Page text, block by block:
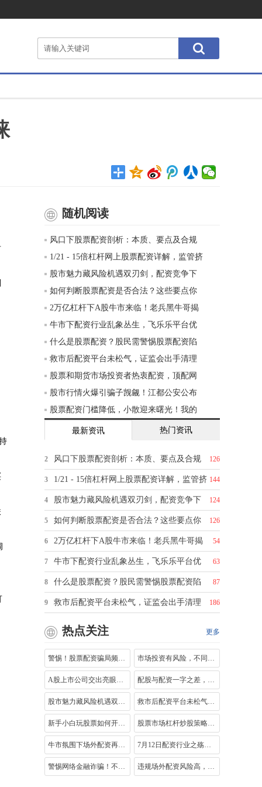
随机阅读
风口下股票配资剖析：本质、要点及合规
1/21 - 15倍杠杆网上股票配资详解，监管挤
股市魅力藏风险机遇双刃剑，配资竞争下
如何判断股票配资是否合法？这些要点你
2万亿杠杆下A股牛市来临！老兵黑牛哥揭
牛市下配资行业乱象丛生，飞乐乐平台优
什么是股票配资？股民需警惕股票配资陷
救市后配资平台未松气，证监会出手清理
股票和期货市场投资者热衷配资，顶配网
股市行情火爆引骗子觊觎！江都公安公布
股票配资门槛降低，小散迎来曙光！我的
最新资讯 热门资讯
2 126
风口下股票配资剖析：本质、要点及合规
3 144
1/21 - 15倍杠杆网上股票配资详解，监管挤
4 124
股市魅力藏风险机遇双刃剑，配资竞争下
5 126
如何判断股票配资是否合法？这些要点你
6 54
2万亿杠杆下A股牛市来临！老兵黑牛哥揭
7 63
牛市下配资行业乱象丛生，飞乐乐平台优
8 87
什么是股票配资？股民需警惕股票配资陷
9 186
救市后配资平台未松气，证监会出手清理
更多
热点关注
警惕！股票配资骗局频发，你的钱可能进 市场投资有风险，不同市场风险各异，详
A股上市公司交出亮眼成绩单，展现中国经 配股与配资一字之差，差别却大！究竟是
股市魅力藏风险机遇双刃剑，配资竞争下 救市后配资平台未松气，证监会出手清理
新手小白玩股票如何开户？两种方式及网 股票市场杠杆炒股策略解析：十大口碑
牛市氛围下场外配资再度活跃，虚拟盘套 7月12日配资行业之殇！清理深入，平台转
警惕网络金融诈骗！不法分子借虚假平台 违规场外配资风险高，非法期货交易害惨